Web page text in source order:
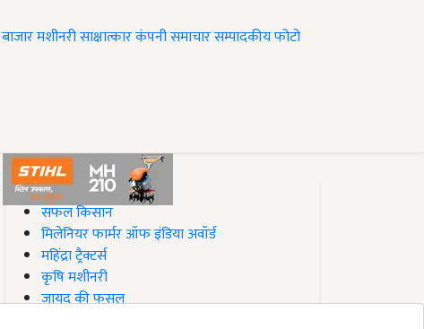
बाजारमशीनरीसाक्षात्कारकंपनी समाचारसम्पादकीयफोटो
#Top on Krishi Jagran
सफल किसान
मिलेनियर फार्मर ऑफ इंडिया अवॉर्ड
महिंद्रा ट्रैक्टर्स
कृषि मशीनरी
जायद की फसल